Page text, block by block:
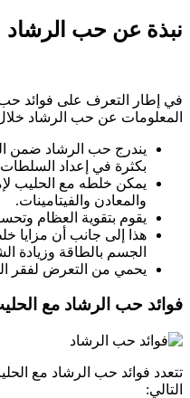
نبذة عن حب الرشاد
في إطار التعرف على فوائد
المعلومات عن حب الرشاد خلال
يندرج حب الرشاد ضمن
بكثرة في إعداد السلطات
يمكن خلطه مع الحليب
والمعادن والفيتامينات.
يقوم بتقوية العظام
هذا إلى جانب أن مزايا
الجسم بالطاقة وزيادة
يحمي من التعرض لفقر
فوائد حب الرشاد مع
تتعدد فوائد حب الرشاد مع
التالي: